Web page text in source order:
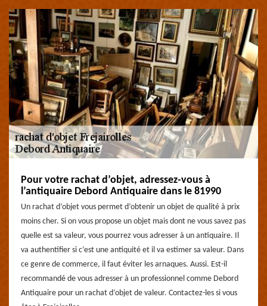
Pour votre rachat d’objet, adressez-vous à
l’antiquaire Debord Antiquaire dans le 81990
Un rachat d’objet vous permet d’obtenir un objet de qualité à prix
moins cher. Si on vous propose un objet mais dont ne vous savez pas
quelle est sa valeur, vous pourrez vous adresser à un antiquaire. Il
va authentifier si c’est une antiquité et il va estimer sa valeur. Dans
ce genre de commerce, il faut éviter les arnaques. Aussi. Est-il
recommandé de vous adresser à un professionnel comme Debord
Antiquaire pour un rachat d’objet de valeur. Contactez-les si vous